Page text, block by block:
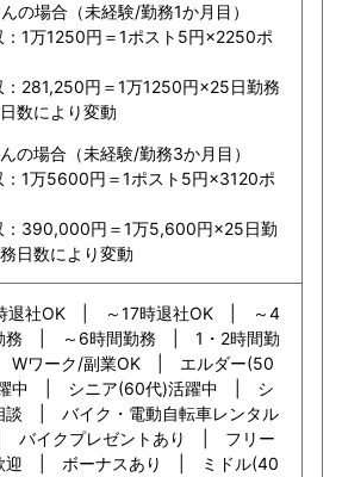
の場合（未経験/勤務1か月目）
1万1250円＝1ポスト5円×2250ポ
281,250円＝1万1250円×25日勤務
数により変動
の場合（未経験/勤務3か月目）
1万5600円＝1ポスト5円×3120ポ
390,000円＝1万5,600円×25日勤
日数により変動
退社OK | ～17時退社OK | ～4
務 | ～6時間勤務 | 1・2時間勤
ワーク/副業OK | エルダー(50
中 | シニア(60代)活躍中 | シ
談 | バイク・電動自転車レンタル
イクプレゼントあり | フリー
迎 | ボーナスあり | ミドル(40